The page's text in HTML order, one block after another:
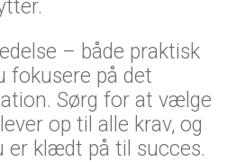
– både praktisk
fokusere på det
Sørg for at vælge
op til alle krav, og
er klædt på til succes.